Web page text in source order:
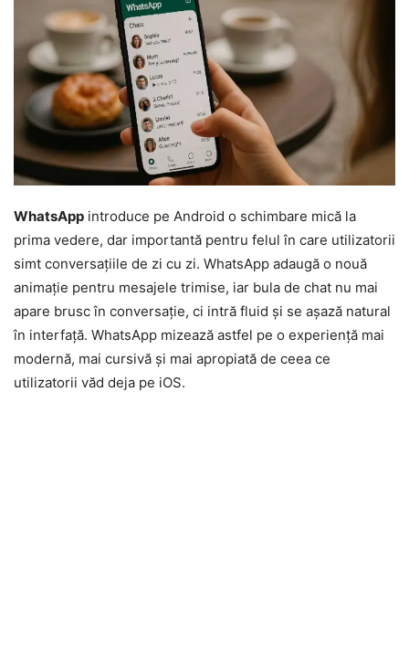
WhatsApp introduce pe Android o schimbare mică la
prima vedere, dar importantă pentru felul în care utilizatorii
simt conversațiile de zi cu zi. WhatsApp adaugă o nouă
animație pentru mesajele trimise, iar bula de chat nu mai
apare brusc în conversație, ci intră fluid și se așază natural
în interfață. WhatsApp mizează astfel pe o experiență mai
modernă, mai cursivă și mai apropiată de ceea ce
utilizatorii văd deja pe iOS.